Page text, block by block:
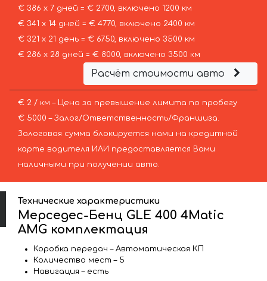
€ 386 х 7 дней = € 2700, включено 1200 км
€ 341 х 14 дней = € 4770, включено 2400 км
€ 321 х 21 день = € 6750, включено 3500 км
€ 286 х 28 дней = € 8000, включено 3500 км
Расчёт стоимости авто
€ 2 / км – Цена за превышение лимита по пробегу
€ 5000 – Залог/Ответственность/Франшиза.
Залоговая сумма блокируется нами на кредитной
карте водителя ИЛИ предоставляется Вами
наличными при получении авто.
Технические характеристики
Мерседес-Бенц GLE 400 4Matic
AMG комплектация
Коробка передач – Автоматическая КП
Количество мест – 5
Навигация – есть